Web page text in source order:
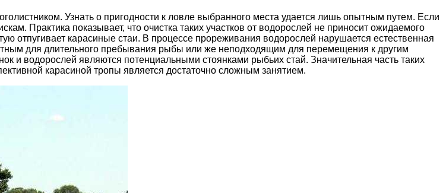
Узнать о пригодности к ловле выбранного места удается лишь опытным путем. Если
Практика показывает, что очистка таких участков от водорослей не приносит ожидаемого
отпугивает карасиные стаи. В процессе прореживания водорослей нарушается естественная
для длительного пребывания рыбы или же неподходящим для перемещения к другим
и водорослей являются потенциальными стоянками рыбьих стай. Значительная часть таких
карасиной тропы является достаточно сложным занятием.